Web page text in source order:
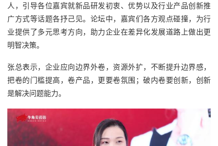
人，引导各位嘉宾就新品研发初衷、优势以及行业产品创新推
广方式等话题各抒己见。论坛中，嘉宾们各方观点碰撞，为行
业提供了多元思考方向，助力企业在差异化发展道路上做出更
明智决策。
张总表示，企业应向边界外卷，资源外扩，不断提升边界感，
把卷的门槛提高，卷产品，更要卷氛围；破内卷要创新，创新
是解决问题能力。